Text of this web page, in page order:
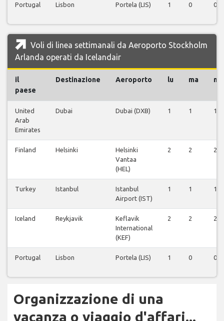
Portugal Lisbon Portela (LIS) 1 0 0
Voli di linea settimanali da Aeroporto Stockholm
Arlanda operati da Icelandair
il
paese
Destinazione Aeroporto lu ma me
United
Arab
Emirates
Dubai Dubai (DXB) 1 1 1
Finland Helsinki
Helsinki
Vantaa
(HEL)
2 2 2
Turkey Istanbul
Istanbul
Airport (IST)
1 1 1
Iceland Reykjavik
Keflavik
International
(KEF)
2 2 2
Portugal Lisbon Portela (LIS) 1 0 0
Organizzazione di una
vacanza o viaggio d'affari...